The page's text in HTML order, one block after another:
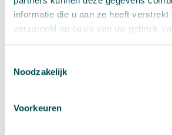
informatie die u aan ze heeft verstrekt
verzameld op basis van uw gebruik
Noodzakelijk
Voorkeuren
PER STUK
Printopties,